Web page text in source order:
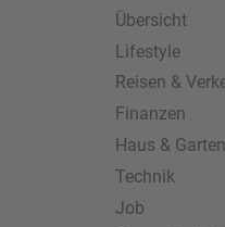
Übersicht
Lifestyle
Reisen &
Finanzen
Haus & Garten
Technik
Job